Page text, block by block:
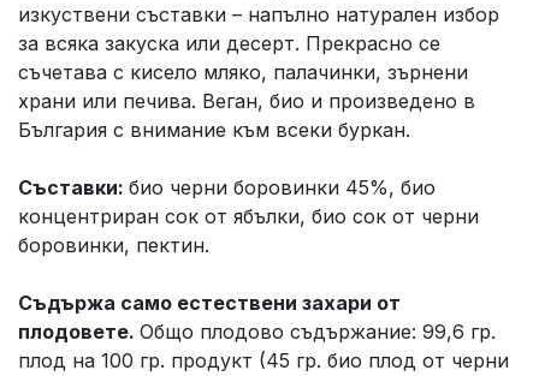
изкуствени съставки – напълно натурален избор
за всяка закуска или десерт. Прекрасно се
съчетава с кисело мляко, палачинки, зърнени
храни или печива. Веган, био и произведено в
България с внимание към всеки буркан.
Съставки: био черни боровинки 45%, био
концентриран сок от ябълки, био сок от черни
боровинки, пектин.
Съдържа само естествени захари от
плодовете. Общо плодово съдържание: 99,6 гр.
плод на 100 гр. продукт (45 гр. био плод от черни